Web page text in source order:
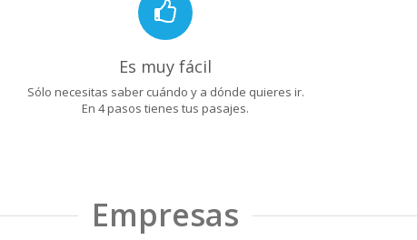
Es muy fácil
Sólo necesitas saber cuándo y a dónde quieres ir.
En 4 pasos tienes tus pasajes.
Empresas